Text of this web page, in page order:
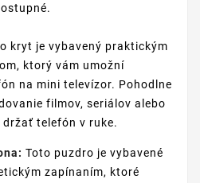
kryt je vybavený praktickým
ktorý vám umožní
na mini televízor. Pohodlne
filmov, seriálov alebo
telefón v ruke.
Toto puzdro je vybavené
zapínaním, ktoré